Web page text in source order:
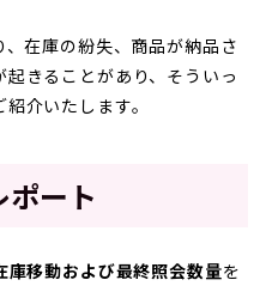
在庫の紛失、商品が納品さ
きることがあり、そういっ
介いたします。
ート
庫移動および最終照会数量を